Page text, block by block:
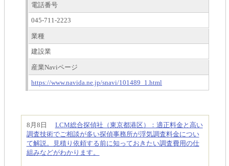
電話番号
045-711-2223
業種
建設業
産業Naviページ
https://www.navida.ne.jp/snavi/101489_1.html
8月8日 LCM総合探偵社（東京都港区）：適正料金と高い
調査技術でご相談が多い探偵事務所が浮気調査料金につい
て解説。見積り依頼する前に知っておきたい調査費用の仕
組みなどがわかります。